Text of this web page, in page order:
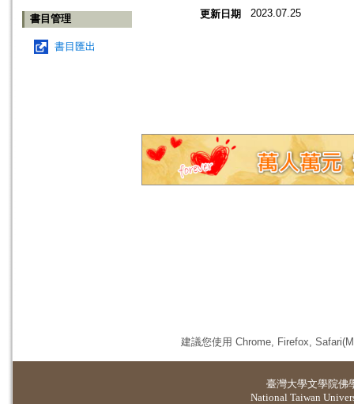
書目管理
書目匯出
更新日期 2023.07.25
建議您使用 Chrome, Firefox,
臺灣大學文學院佛
National Taiwan